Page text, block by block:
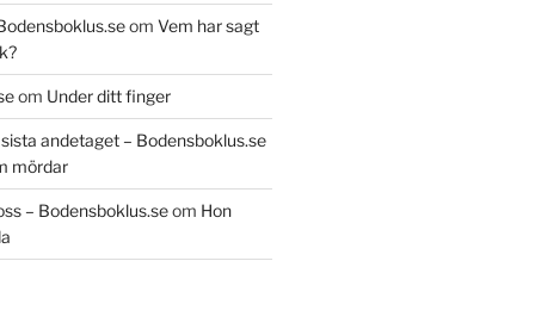
om Vem har sagt
om Under ditt finger
andetaget – Bodensboklus.se
mördar
– Bodensboklus.seom Hon